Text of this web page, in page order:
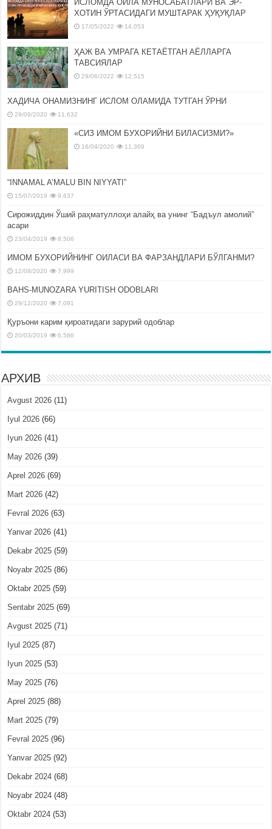
ИСЛОМДА ОИЛА МУНОСАБАТЛАРИ ВА ЭР-
ХОТИН ЎРТАСИДАГИ МУШТАРАК ҲУҚУҚЛАР
17/05/2022 14,053
ҲАЖ ВА УМРАГА КЕТАЁТГАН АЁЛЛАРГА
ТАВСИЯЛАР
29/06/2022 12,515
ХАДИЧА ОНАМИЗНИНГ ИСЛОМ ОЛАМИДА ТУТГАН ЎРНИ
29/09/2020 11,632
«СИЗ ИМОМ БУХОРИЙНИ БИЛАСИЗМИ?»
16/04/2020 11,369
“INNAMAL A’MALU BIN NIYYATI”
15/07/2019 9,637
Сирожиддин Ўший раҳматуллоҳи алайҳ ва унинг “Бадъул амолий”
асари
23/04/2019 8,506
ИМОМ БУХОРИЙНИНГ ОИЛАСИ ВА ФАРЗАНДЛАРИ БЎЛГАНМИ?
12/08/2020 7,999
BAHS-MUNOZARA YURITISH ODOBLARI
29/12/2020 7,091
Қуръони карим қироатидаги зарурий одоблар
20/03/2019 6,586
АРХИВ
Avgust 2026 (11)
Iyul 2026 (66)
Iyun 2026 (41)
May 2026 (39)
Aprel 2026 (69)
Mart 2026 (42)
Fevral 2026 (63)
Yanvar 2026 (41)
Dekabr 2025 (59)
Noyabr 2025 (86)
Oktabr 2025 (59)
Sentabr 2025 (69)
Avgust 2025 (71)
Iyul 2025 (87)
Iyun 2025 (53)
May 2025 (76)
Aprel 2025 (88)
Mart 2025 (79)
Fevral 2025 (96)
Yanvar 2025 (92)
Dekabr 2024 (68)
Noyabr 2024 (48)
Oktabr 2024 (53)